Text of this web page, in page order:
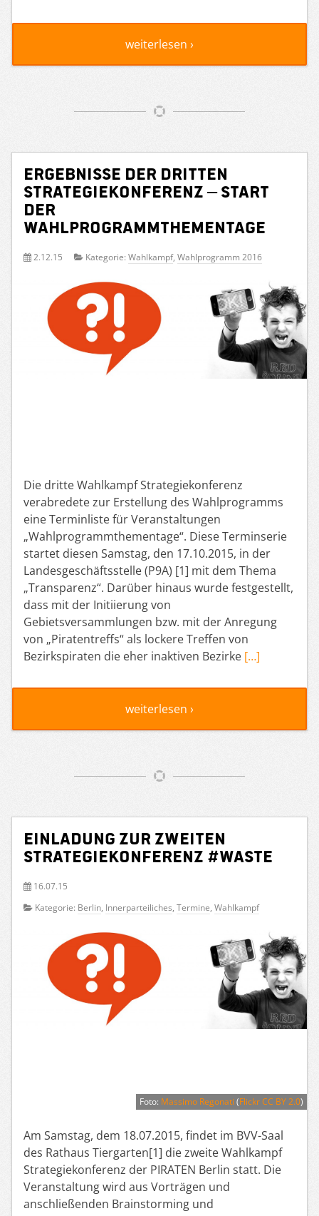
weiterlesen ›
Ergebnisse der dritten
Strategiekonferenz – Start
der
Wahlprogrammthementage
2.12.15 Kategorie: Wahlkampf, Wahlprogramm 2016
Die dritte Wahlkampf Strategiekonferenz
verabredete zur Erstellung des Wahlprogramms
eine Terminliste für Veranstaltungen
„Wahlprogrammthementage“. Diese Terminserie
startet diesen Samstag, den 17.10.2015, in der
Landesgeschäftsstelle (P9A) [1] mit dem Thema
„Transparenz“. Darüber hinaus wurde festgestellt,
dass mit der Initiierung von
Gebietsversammlungen bzw. mit der Anregung
von „Piratentreffs“ als lockere Treffen von
Bezirkspiraten die eher inaktiven Bezirke […]
weiterlesen ›
Einladung zur zweiten
Strategiekonferenz #WASTE
16.07.15
Kategorie: Berlin, Innerparteiliches, Termine, Wahlkampf
Foto: Massimo Regonati (Flickr CC BY 2.0)
Am Samstag, dem 18.07.2015, findet im BVV-Saal
des Rathaus Tiergarten[1] die zweite Wahlkampf
Strategiekonferenz der PIRATEN Berlin statt. Die
Veranstaltung wird aus Vorträgen und
anschließenden Brainstorming und